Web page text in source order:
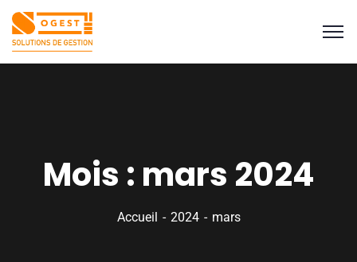
Mois : mars 2024
Accueil 2024 mars